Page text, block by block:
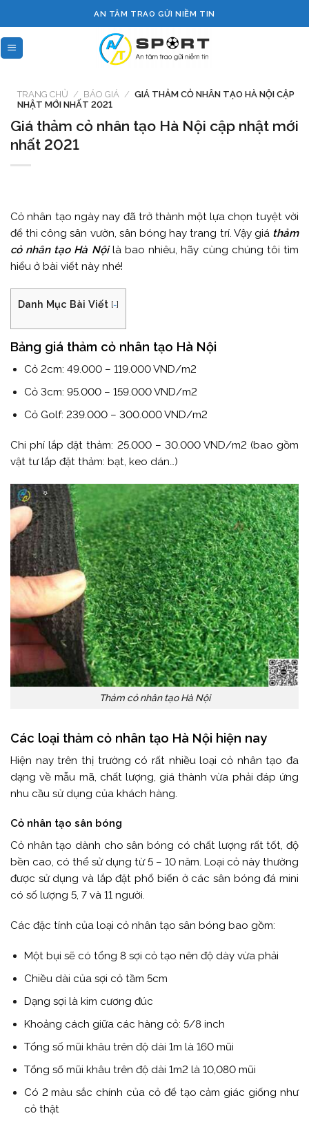
to
content
AN TÂM TRAO GỬI NIỀM TIN
TRANG CHỦ / BÁO GIÁ / GIÁ THẢM CỎ NHÂN TẠO HÀ NỘI CẬP
NHẬT MỚI NHẤT 2021
Giá thảm cỏ nhân tạo Hà Nội cập nhật mới
nhất 2021
Cỏ nhân tạo ngày nay đã trở thành một lựa chọn tuyệt vời
để thi công sân vườn, sân bóng hay trang trí. Vậy giá thảm
cỏ nhân tạo Hà Nộilà bao nhiêu, hãy cùng chúng tôi tìm
hiểu ở bài viết này nhé!
Danh Mục Bài Viết [-]
Bảng giá thảm cỏ nhân tạo Hà Nội
Cỏ 2cm: 49.000 – 119.000 VND/m2
Cỏ 3cm: 95.000 – 159.000 VND/m2
Cỏ Golf: 239.000 – 300.000 VND/m2
Chi phí lắp đặt thảm: 25.000 – 30.000 VND/m2 (bao gồm
vật tư lắp đặt thảm: bạt, keo dán…)
Thảm cỏ nhân tạo Hà Nội
Các loại thảm cỏ nhân tạo Hà Nội hiện nay
Hiện nay trên thị trường có rất nhiều loại cỏ nhân tạo đa
dạng về mẫu mã, chất lượng, giá thành vừa phải đáp ứng
nhu cầu sử dụng của khách hàng.
Cỏ nhân tạo sân bóng
Cỏ nhân tạo dành cho sân bóng có chất lượng rất tốt, độ
bền cao, có thể sử dụng từ 5 – 10 năm. Loại cỏ này thường
được sử dụng và lắp đặt phổ biến ở các sân bóng đá mini
có số lượng 5, 7 và 11 người.
Các đặc tính của loại cỏ nhân tạo sân bóng bao gồm:
Một bụi sẽ có tổng 8 sợi cỏ tạo nên độ dày vừa phải
Chiều dài của sợi cỏ tầm 5cm
Dạng sợi là kim cương đúc
Khoảng cách giữa các hàng cỏ: 5/8 inch
Tổng số mũi khâu trên độ dài 1m là 160 mũi
Tổng số mũi khâu trên độ dài 1m2 là 10,080 mũi
Có 2 màu sắc chính của cỏ để tạo cảm giác giống như
cỏ thật